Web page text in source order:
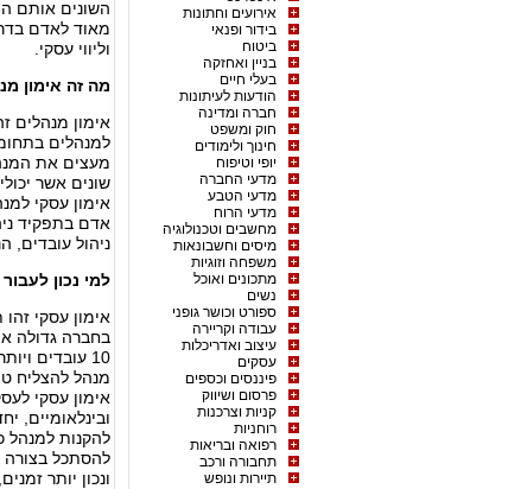
אירועים וחתונות
בידור ופנאי
ביטוח
בניין ואחזקה
בעלי חיים
הודעות לעיתונות
חברה ומדינה
חוק ומשפט
חינוך ולימודים
יופי וטיפוח
מדעי החברה
מדעי הטבע
מדעי הרוח
מחשבים וטכנולוגיה
מיסים וחשבונאות
משפחה וזוגיות
מתכונים ואוכל
נשים
ספורט וכושר גופני
עבודה וקריירה
עיצוב ואדריכלות
עסקים
פיננסים וכספים
פרסום ושיווק
קניות וצרכנות
רוחניות
רפואה ובריאות
תחבורה ורכב
תיירות ונופש
השונים אותם
מאוד לאדם
וליווי עסקי.
מה זה אימון
אימון מנהלים
למנהלים
מעצים את
שונים אשר
אימון עסקי
אדם בתפקיד
ניהול עובדים,
למי נכון
אימון עסקי
10 עובדים
מנהל להצליח
אימון עסקי
ובינלאומיים,
להקנות למנהל
להסתכל בצורה
ונכון יותר